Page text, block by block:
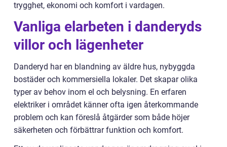
trygghet, ekonomi och komfort i vardagen.
Vanliga elarbeten i danderyds
villor och lägenheter
Danderyd har en blandning av äldre hus, nybyggda
bostäder och kommersiella lokaler. Det skapar olika
typer av behov inom el och belysning. En erfaren
elektriker i området känner ofta igen återkommande
problem och kan föreslå åtgärder som både höjer
säkerheten och förbättrar funktion och komfort.